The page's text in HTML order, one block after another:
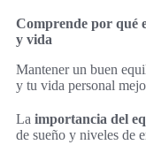
Comprende por qué
y vida
Mantener un buen
y tu vida personal
La importancia del
de sueño y niveles de